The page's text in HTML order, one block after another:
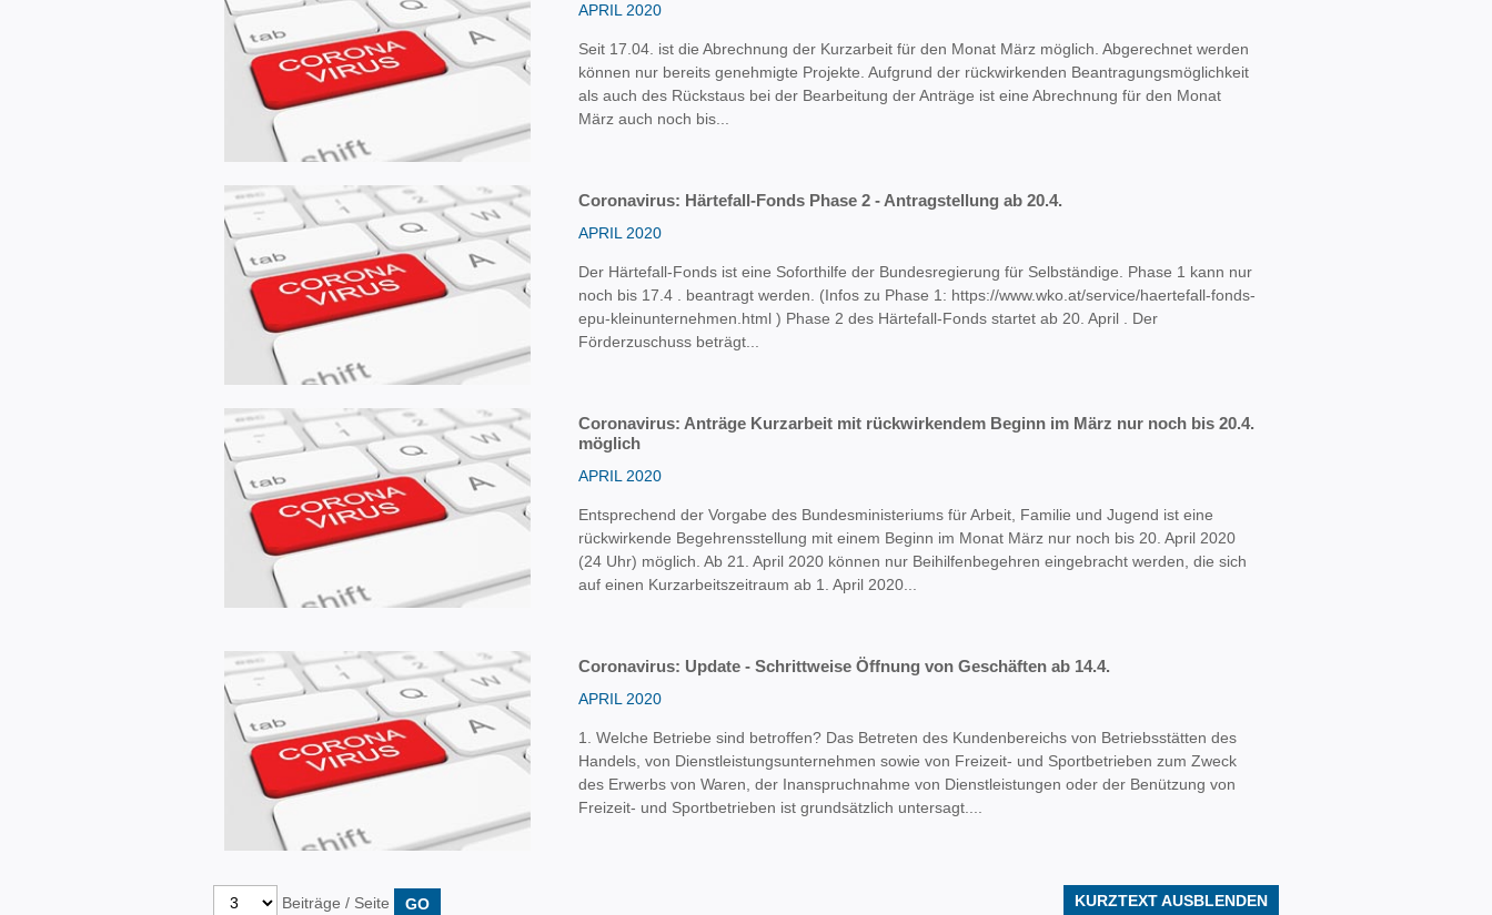
APRIL 2020
Seit 17.04. ist die Abrechnung der Kurzarbeit für den Monat März möglich. Abgerechnet werden
können nur bereits genehmigte Projekte. Aufgrund der rückwirkenden Beantragungsmöglichkeit
als auch des Rückstaus bei der Bearbeitung der Anträge ist eine Abrechnung für den Monat
März auch noch bis...
Coronavirus: Härtefall-Fonds Phase 2 - Antragstellung ab 20.4.
APRIL 2020
Der Härtefall-Fonds ist eine Soforthilfe der Bundesregierung für Selbständige. Phase 1 kann nur
noch bis 17.4 . beantragt werden. (Infos zu Phase 1: https://www.wko.at/service/haertefall-fonds-
epu-kleinunternehmen.html ) Phase 2 des Härtefall-Fonds startet ab 20. April . Der
Förderzuschuss beträgt...
Coronavirus: Anträge Kurzarbeit mit rückwirkendem Beginn im März nur noch bis 20.4.
möglich
APRIL 2020
Entsprechend der Vorgabe des Bundesministeriums für Arbeit, Familie und Jugend ist eine
rückwirkende Begehrensstellung mit einem Beginn im Monat März nur noch bis 20. April 2020
(24 Uhr) möglich. Ab 21. April 2020 können nur Beihilfenbegehren eingebracht werden, die sich
auf einen Kurzarbeitszeitraum ab 1. April 2020...
Coronavirus: Update - Schrittweise Öffnung von Geschäften ab 14.4.
APRIL 2020
1. Welche Betriebe sind betroffen? Das Betreten des Kundenbereichs von Betriebsstätten des
Handels, von Dienstleistungsunternehmen sowie von Freizeit- und Sportbetrieben zum Zweck
des Erwerbs von Waren, der Inanspruchnahme von Dienstleistungen oder der Benützung von
Freizeit- und Sportbetrieben ist grundsätzlich untersagt....
Beiträge / Seite KURZTEXT AUSBLENDEN